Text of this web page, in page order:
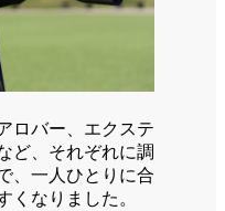
ロバー、エクステ
ど、それぞれに調
、一人ひとりに合
くなりました。